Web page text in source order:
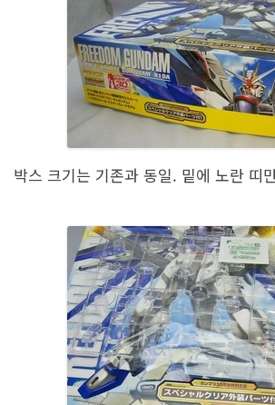
박스 크기는 기존과 동일. 밑에 노란 띠